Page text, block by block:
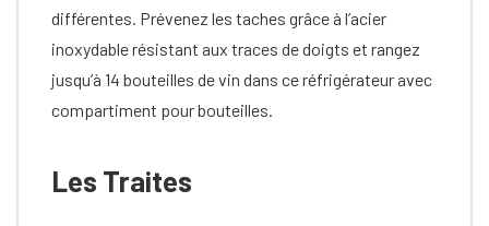
différentes. Prévenez les taches grâce à l’acier
inoxydable résistant aux traces de doigts et rangez
jusqu’à 14 bouteilles de vin dans ce réfrigérateur avec
compartiment pour bouteilles.
Les Traites